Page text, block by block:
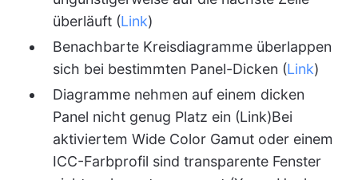
überläuft (Link)
Benachbarte Kreisdiagramme überlappen
sich bei bestimmten Panel-Dicken (Link)
Diagramme nehmen auf einem dicken
Panel nicht genug Platz ein (Link)Bei
aktiviertem Wide Color Gamut oder einem
ICC-Farbprofil sind transparente Fenster